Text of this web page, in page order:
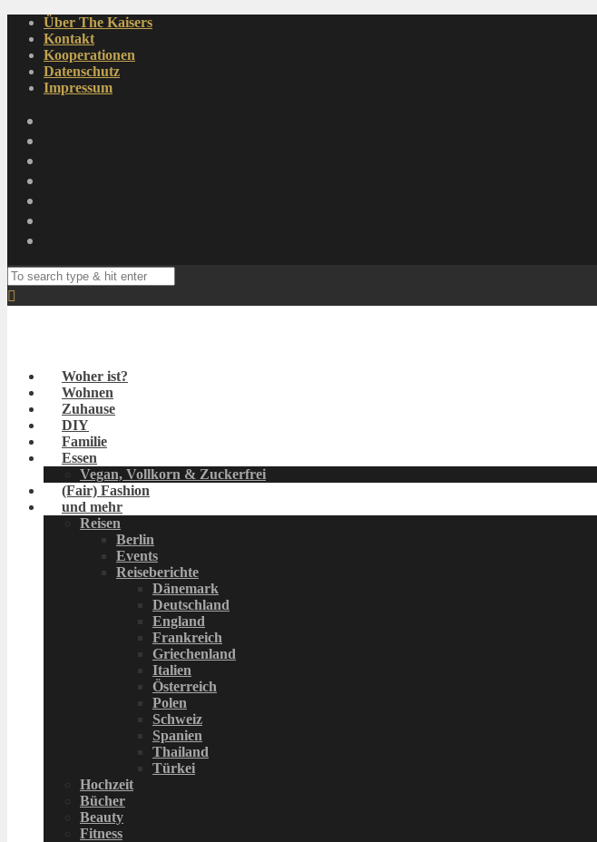
Über The Kaisers
Kontakt
Kooperationen
Datenschutz
Impressum
Woher ist?
Wohnen
Zuhause
DIY
Familie
Essen
Vegan, Vollkorn & Zuckerfrei
(Fair) Fashion
und mehr
Reisen
Berlin
Events
Reiseberichte
Dänemark
Deutschland
England
Frankreich
Griechenland
Italien
Österreich
Polen
Schweiz
Spanien
Thailand
Türkei
Hochzeit
Bücher
Beauty
Fitness